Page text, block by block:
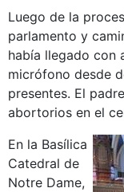
Luego de la
parlamento y
había llegado con
micrófono desde
presentes. El
abortorios en el
En la Basílica
Catedral de
Notre Dame,